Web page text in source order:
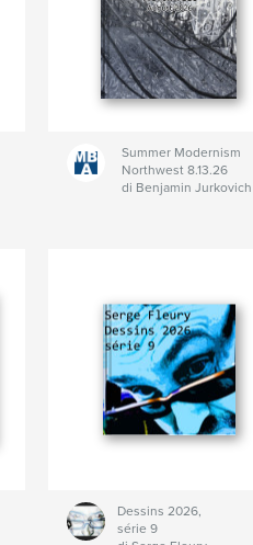
Summer Modernism
Northwest 8.13.26
di Benjamin Jurkovich
Dessins 2026,
série 9